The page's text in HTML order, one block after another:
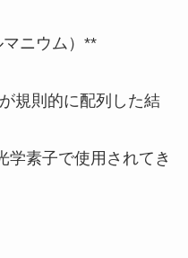
ニウム）**
規則的に配列した結
学素子で使用されてき